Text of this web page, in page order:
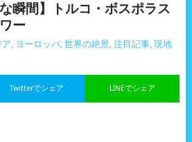
瞬間】トルコ・ボスポラス
ー
ア, ヨーロッパ, 世界の絶景, 注目記事, 現地
LINEでシェア
Twitterでシェア